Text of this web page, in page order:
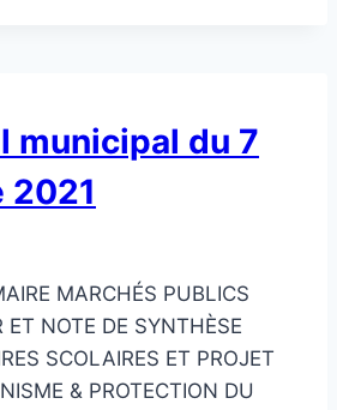
municipal du 7
2021
MARCHÉS PUBLICS
ET NOTE DE SYNTHÈSE
SCOLAIRES ET PROJET
& PROTECTION DU